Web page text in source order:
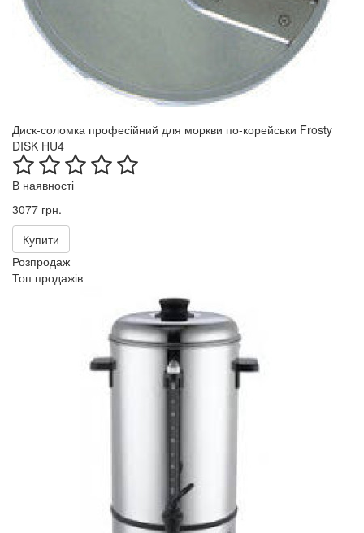
Диск-соломка професійний для моркви по-корейськи Frosty
DISK HU4
В наявності
3077 грн.
Купити
Розпродаж
Топ продажів